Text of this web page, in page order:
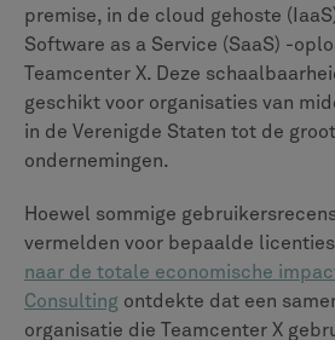
Voor grote ondernemingen die
diepgaande productie-integratie
ondersteuning voor meerdere
Teamcenter heeft vaak de
levenscyclusdekking en bewezen
zeer geschikt voor complexe,
succes Teamcenter
productieprocessen te
moderniseren.
Voor organisaties die veel hebben